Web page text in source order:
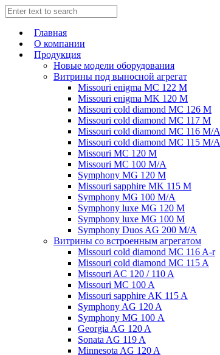
Главная
О компании
Продукция
Новые модели оборудования
Витрины под выносной агрегат
Missouri enigma MC 122 M
Missouri enigma MK 120 M
Missouri cold diamond MC 126 M
Missouri cold diamond MC 117 M
Missouri cold diamond MC 116 M/A
Missouri cold diamond MC 115 M/A
Missouri MC 120 M
Missouri MC 100 M/A
Symphony MG 120 M
Missouri sapphire MK 115 M
Symphony MG 100 M/А
Symphony luxe MG 120 M
Symphony luxe MG 100 M
Symphony Duos AG 200 M/A
Витрины со встроенным агрегатом
Missouri cold diamond MC 116 A-r
Missouri cold diamond MC 115 A
Missouri AC 120 / 110 A
Missouri MC 100 A
Missouri sapphire AK 115 A
Symphony AG 120 A
Symphony MG 100 А
Georgia AG 120 A
Sonata AG 119 A
Minnesota AG 120 A